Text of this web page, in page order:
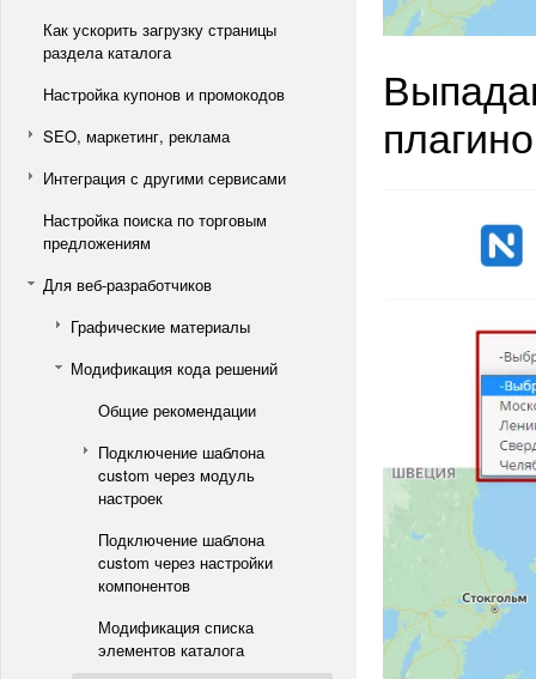
Как ускорить загрузку страницы
раздела каталога
Настройка купонов и промокодов
SEO, маркетинг, реклама
Интеграция с другими сервисами
Настройка поиска по торговым
предложениям
Для веб-разработчиков
Графические материалы
Модификация кода решений
Общие рекомендации
Подключение шаблона
custom через модуль
настроек
Подключение шаблона
custom через настройки
компонентов
Модификация списка
элементов каталога